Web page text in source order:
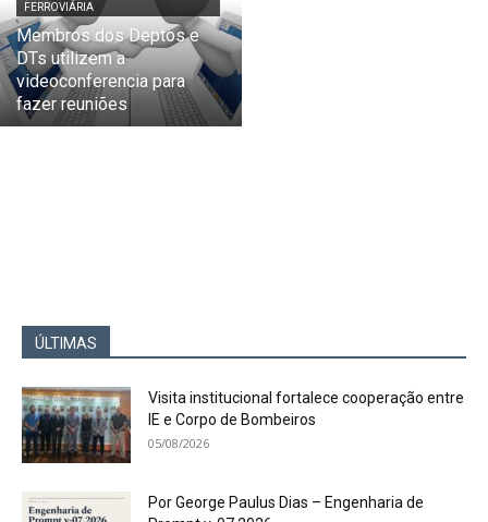
FERROVIÁRIA
Membros dos Deptos e
DTs utilizem a
videoconferencia para
fazer reuniões
ÚLTIMAS
Visita institucional fortalece cooperação entre
IE e Corpo de Bombeiros
05/08/2026
Por George Paulus Dias – Engenharia de